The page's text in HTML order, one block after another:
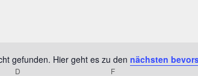
Hinweis
gefunden. Hier geht es zu den nächsten
D F